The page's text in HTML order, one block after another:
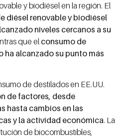
y biodiésel en la región. El
e diésel renovable y biodiésel
niveles cercanos a su
que el consumo de
ha alcanzado su punto más
de destilados en EE.UU.
de factores, desde
hasta cambios en las
y la actividad económica. La
de biocombustibles,